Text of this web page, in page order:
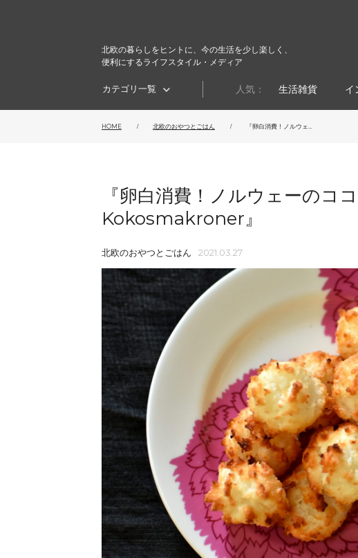
北欧の暮らしをヒントに、今の生活を少し楽しく、
便利にするライフスタイル・メディア
カテゴリ一覧 人気： 生活雑貨 イ
HOME 北欧のおやつとごはん 『卵白消費！ノルウェ...
『卵白消費！ノルウェーのコ
Kokosmakroner』
北欧のおやつとごはん 2021.03.27